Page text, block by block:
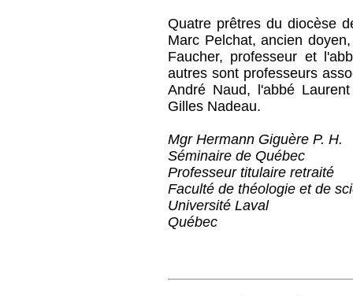
Quatre prêtres du diocèse
Marc Pelchat, ancien
Faucher, professeur et
autres sont professeurs
André Naud, l'abbé
Gilles Nadeau.
Mgr Hermann Giguère P. H.
Séminaire de Québec
Professeur titulaire retraité
Faculté de théologie et de
Université Laval
Québec